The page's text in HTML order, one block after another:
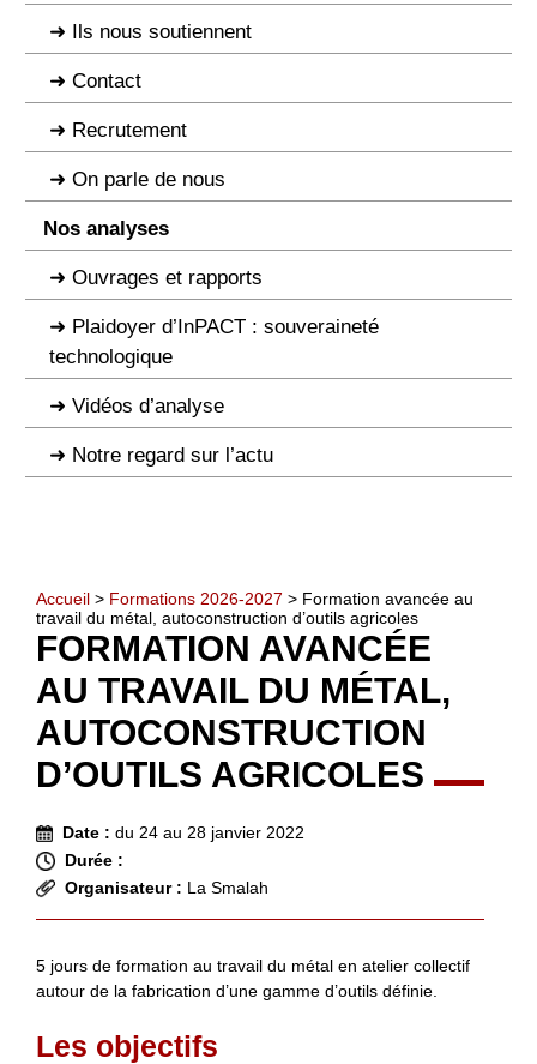
Ils nous soutiennent
Contact
Recrutement
On parle de nous
Nos analyses
Ouvrages et rapports
Plaidoyer d’InPACT : souveraineté
technologique
Vidéos d’analyse
Notre regard sur l’actu
Accueil > Formations 2026-2027 > Formation avancée au
travail du métal, autoconstruction d’outils agricoles
FORMATION AVANCÉE
AU TRAVAIL DU MÉTAL,
AUTOCONSTRUCTION
D’OUTILS AGRICOLES
Date : du 24 au 28 janvier 2022
Durée :
Organisateur : La Smalah
5 jours de formation au travail du métal en atelier collectif
autour de la fabrication d’une gamme d’outils définie.
Les objectifs